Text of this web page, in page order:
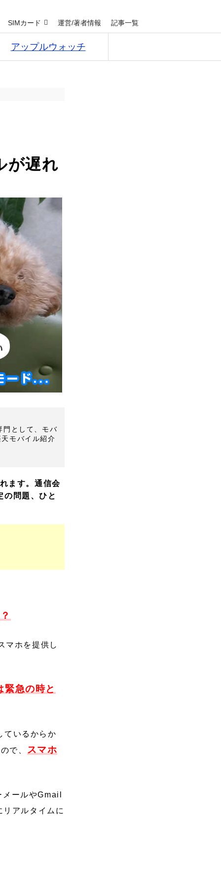
SIMカード 運営/著者情報 記事一覧
アップルウォッチ
が遅れ
として、モバ
モバイル紹介
ます。通信会
の問題、ひと
マホを提供し
急の時と
ているからか
で、
スマホ
ールやGmail
アルタイムに